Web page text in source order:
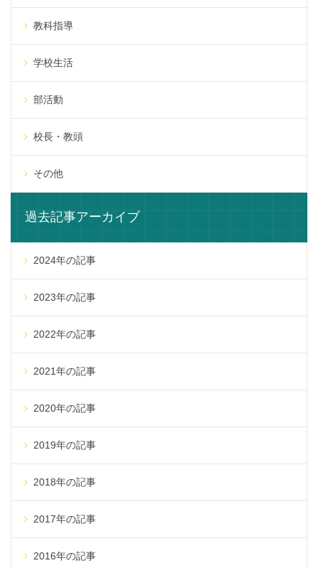
教科指導
学校生活
部活動
校長・教頭
その他
過去記事アーカイブ
2024年の記事
2023年の記事
2022年の記事
2021年の記事
2020年の記事
2019年の記事
2018年の記事
2017年の記事
2016年の記事